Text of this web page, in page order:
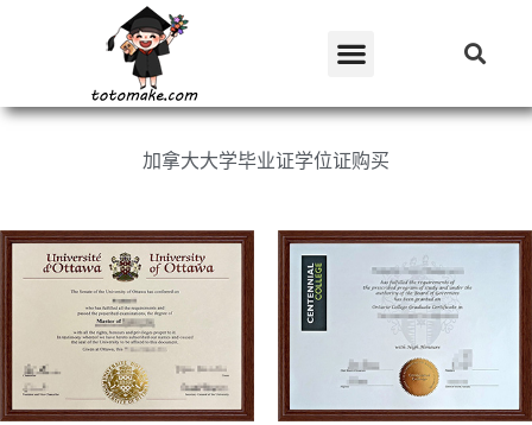
加拿大大学毕业证学位证购买